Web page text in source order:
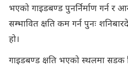
भएको गाइडबण्ड पुनर्निर्माण गर्न र
सम्भावित क्षति कम गर्न पुनः
हो।
गाइडबण्ड क्षति भएको स्थलमा सडक